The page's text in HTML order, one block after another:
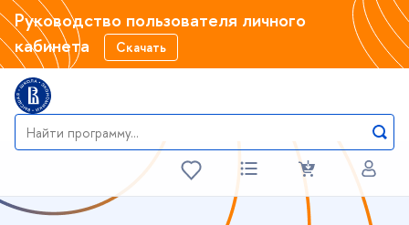
Руководство пользователя личного
кабинета
Скачать